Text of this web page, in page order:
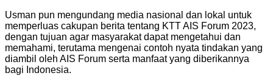
Usman pun mengundang media nasional dan lokal untuk
memperluas cakupan berita tentang KTT AIS Forum 2023,
dengan tujuan agar masyarakat dapat mengetahui dan
memahami, terutama mengenai contoh nyata tindakan yang
diambil oleh AIS Forum serta manfaat yang diberikannya
bagi Indonesia.